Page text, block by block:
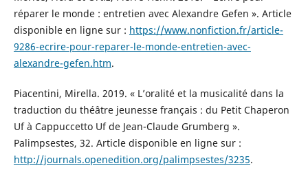
réparer le monde : entretien avec Alexandre Gefen ». Article
disponible en ligne sur : https://www.nonfiction.fr/article-
9286-ecrire-pour-reparer-le-monde-entretien-avec-
alexandre-gefen.htm.
Piacentini, Mirella. 2019. « L’oralité et la musicalité dans la
traduction du théâtre jeunesse français : du Petit Chaperon
Uf à Cappuccetto Uf de Jean-Claude Grumberg ».
Palimpsestes, 32. Article disponible en ligne sur :
http://journals.openedition.org/palimpsestes/3235.